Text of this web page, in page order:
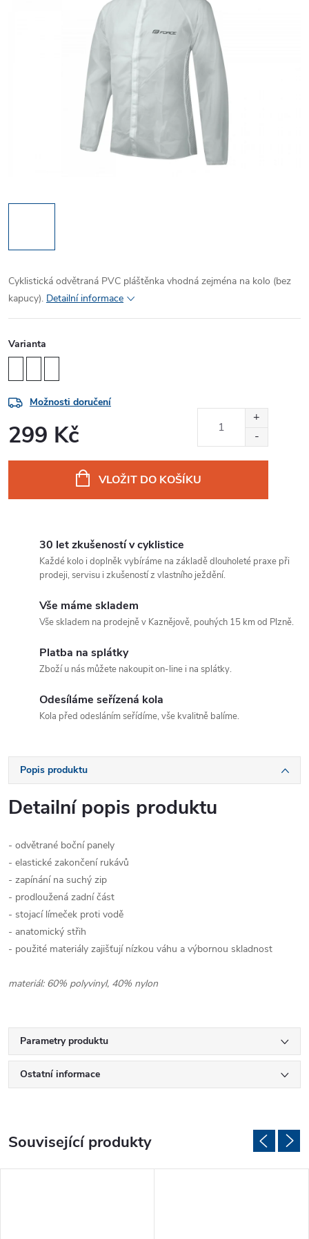
Cyklistická odvětraná PVC pláštěnka vhodná zejména na kolo (bez
kapucy). Detailní informace
Varianta
Možnosti doručení
299 Kč
VLOŽIT DO KOŠÍKU
30 let zkušeností v cyklistice
Každé kolo i doplněk vybíráme na základě dlouholeté praxe při
prodeji, servisu i zkušeností z vlastního ježdění.
Vše máme skladem
Vše skladem na prodejně v Kaznějově, pouhých 15 km od Plzně.
Platba na splátky
Zboží u nás můžete nakoupit on-line i na splátky.
Odesíláme seřízená kola
Kola před odesláním seřídíme, vše kvalitně balíme.
Popis produktu
Detailní popis produktu
- odvětrané boční panely
- elastické zakončení rukávů
- zapínání na suchý zip
- prodloužená zadní část
- stojací límeček proti vodě
- anatomický střih
- použité materiály zajišťují nízkou váhu a výbornou skladnost
materiál: 60% polyvinyl, 40% nylon
Parametry produktu
Ostatní informace
Související produkty